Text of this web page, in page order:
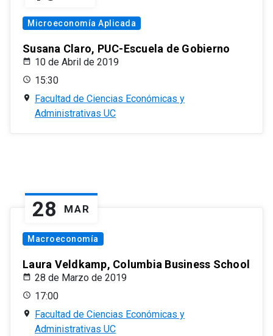
Microeconomía Aplicada
Susana Claro, PUC-Escuela de Gobierno
10 de Abril de 2019
15:30
Facultad de Ciencias Económicas y
Administrativas UC
28 MAR
Macroeconomía
Laura Veldkamp, Columbia Business School
28 de Marzo de 2019
17:00
Facultad de Ciencias Económicas y
Administrativas UC